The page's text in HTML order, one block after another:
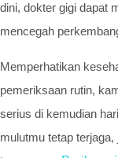
dini, dokter gigi dapat
mencegah
Memperhatikan
pemeriksaan rutin,
serius di kemudian
mulutmu tetap